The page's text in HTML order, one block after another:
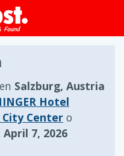
Salzburg, Austria
Hotel
City Center o
April 7, 2026